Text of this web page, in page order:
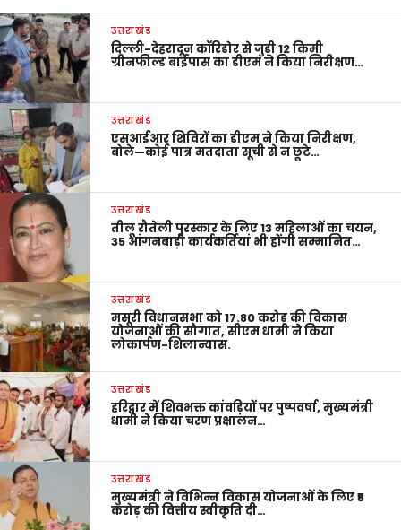
उत्तराखंड
दिल्ली-देहरादून कॉरिडोर से जुड़ी 12 किमी
ग्रीनफील्ड बाईपास का डीएम ने किया निरीक्षण…
उत्तराखंड
एसआईआर शिविरों का डीएम ने किया निरीक्षण,
बोले—कोई पात्र मतदाता सूची से न छूटे…
उत्तराखंड
तीलू रौतेली पुरस्कार के लिए 13 महिलाओं का चयन,
35 आंगनबाड़ी कार्यकर्तियां भी होंगी सम्मानित…
उत्तराखंड
मसूरी विधानसभा को 17.80 करोड़ की विकास
योजनाओं की सौगात, सीएम धामी ने किया
लोकार्पण-शिलान्यास.
उत्तराखंड
हरिद्वार में शिवभक्त कांवड़ियों पर पुष्पवर्षा, मुख्यमंत्री
धामी ने किया चरण प्रक्षालन…
उत्तराखंड
मुख्यमंत्री ने विभिन्न विकास योजनाओं के लिए ₹5
करोड़ की वित्तीय स्वीकृति दी…